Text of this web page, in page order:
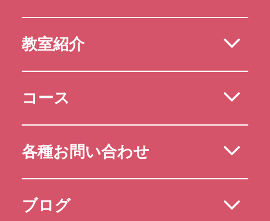
教室紹介
コース
各種お問い合わせ
ブログ